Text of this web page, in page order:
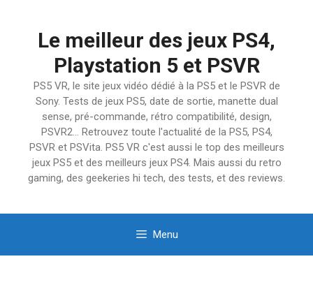
Le meilleur des jeux PS4,
Playstation 5 et PSVR
PS5 VR, le site jeux vidéo dédié à la PS5 et le PSVR de
Sony. Tests de jeux PS5, date de sortie, manette dual
sense, pré-commande, rétro compatibilité, design,
PSVR2… Retrouvez toute l'actualité de la PS5, PS4,
PSVR et PSVita. PS5 VR c'est aussi le top des meilleurs
jeux PS5 et des meilleurs jeux PS4. Mais aussi du retro
gaming, des geekeries hi tech, des tests, et des reviews.
Menu